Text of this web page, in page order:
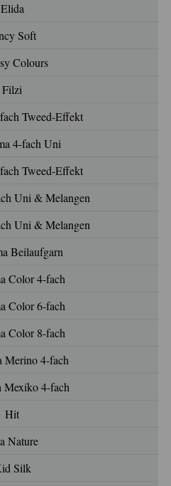
Elida
Soft
Colours
Filzi
Tweed-Effekt
4-fach Uni
Tweed-Effekt
Uni & Melangen
Uni & Melangen
Beilaufgarn
Color 4-fach
Color 6-fach
Color 8-fach
Merino 4-fach
Mexiko 4-fach
Hit
Nature
Silk